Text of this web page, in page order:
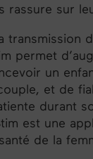
rassure sur
transmission
permet
un
et de
durant
est une
de la